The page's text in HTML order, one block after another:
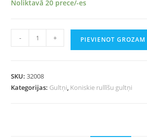
Noliktavā 20 prece/-es
- + PIEVIENOT GROZAM
SKU:32008
Kategorijas: Gultņi, Koniskie rullīšu gultņi